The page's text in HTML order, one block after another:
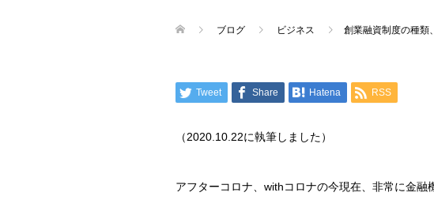
ブログ ビジネス 創業融資制度の種類
Tweet Share Hatena RSS
（2020.10.22に執筆しました）
アフターコロナ、withコロナの今現在、非常に金融